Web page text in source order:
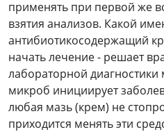
применять при первой же
взятия анализов. Какой
антибиотикосодержащий
начать лечение - решает
лабораторной
микроб инициирует
любая мазь (крем) не
приходится менять эти